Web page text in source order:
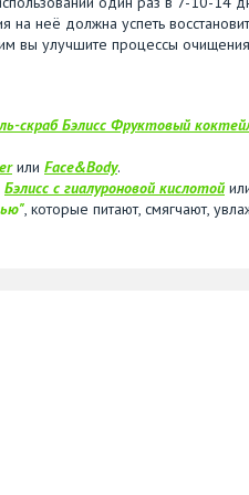
неё должна успеть
вы улучшите процессы
скраб Бэлисс Фруктовый
или Face&Body.
Бэлисс с гиалуроновой кислотой
, которые питают, смягчают,